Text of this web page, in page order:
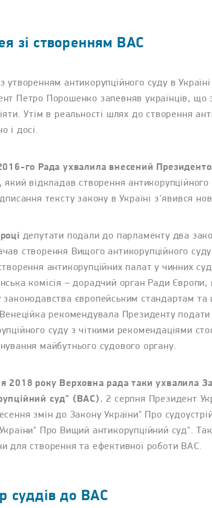
зі створенням ВАС
утворенням антикорупційного суду в
Петро Порошенко запевняв українців,
Утім в реальності шлях до створення
і досі.
го Рада ухвалила внесений
, який відкладав створення
тексту закону в Україні з'явився
депутати подали до парламенту два
створення Вищого антикорупційного
антикорупційних палат у чинних
комісія – дорадчий орган Ради
законодавства європейським стандартам
рекомендувала Президенту
суду з чіткими рекомендаціями
майбутнього судового органу.
2018 року Верховна рада таки ухвалила
суд" (ВАС). 2 серпня Президент
змін до Закону України" Про
Про Вищий антикорупційний суд".
для створення та ефективної роботи ВАС.
суддів до ВАС